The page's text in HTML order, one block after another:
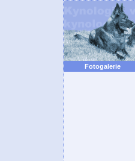
Fotogalerie